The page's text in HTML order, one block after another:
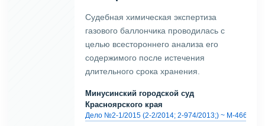
Судебная химическая экспертиза
газового баллончика проводилась с
целью всестороннего анализа его
содержимого после истечения
длительного срока хранения.
Минусинский городской суд
Красноярского края
Дело №2-1/2015 (2-2/2014; 2-974/2013;) ~ М-466/2013